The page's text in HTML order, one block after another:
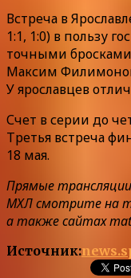
Встреча в
1:1, 1:0) в пользу
точными
Максим
У ярославцев
Счет в серии до
Третья встреча
18 мая.
Прямые
МХЛ смотрите на
а также сайтах
Источник: